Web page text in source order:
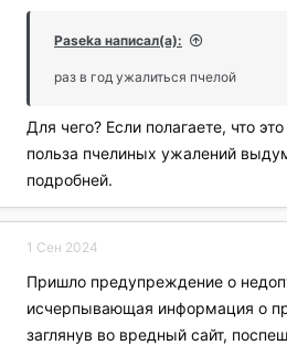
Paseka написал(а):
раз в год ужалиться пчелой
Для чего? Если полагаете, что
польза пчелиных ужалений
подробней.
1 Сен 2024
Пришло предупреждение о
исчерпывающая информация о
заглянув во вредный сайт,